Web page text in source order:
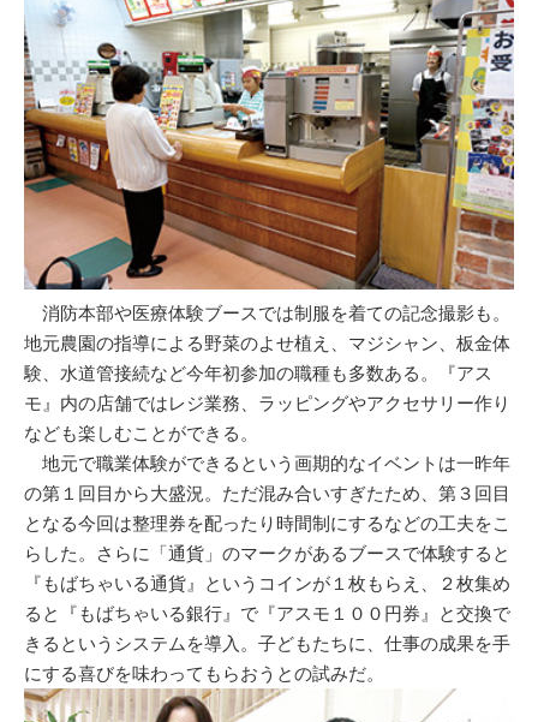
消防本部や医療体験ブースでは制服を着ての記念撮影も。
地元農園の指導による野菜のよせ植え、マジシャン、板金体
験、水道管接続など今年初参加の職種も多数ある。『アス
モ』内の店舗ではレジ業務、ラッピングやアクセサリー作り
なども楽しむことができる。
地元で職業体験ができるという画期的なイベントは一昨年
の第１回目から大盛況。ただ混み合いすぎたため、第３回目
となる今回は整理券を配ったり時間制にするなどの工夫をこ
らした。さらに「通貨」のマークがあるブースで体験すると
『もばちゃいる通貨』というコインが１枚もらえ、２枚集め
ると『もばちゃいる銀行』で『アスモ１００円券』と交換で
きるというシステムを導入。子どもたちに、仕事の成果を手
にする喜びを味わってもらおうとの試みだ。